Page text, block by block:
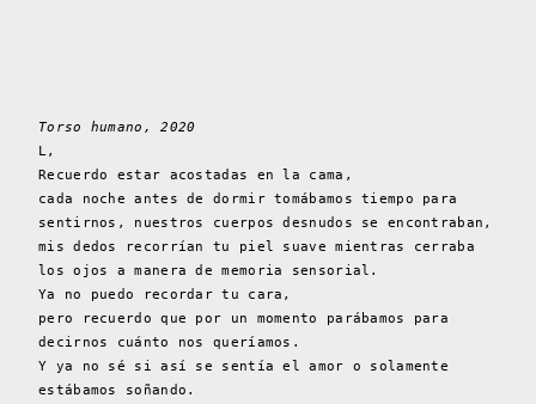
Torso humano, 2020
L,
Recuerdo estar acostadas en la cama,
cada noche antes de dormir tomábamos tiempo para
sentirnos, nuestros cuerpos desnudos se encontraban,
mis dedos recorrían tu piel suave mientras cerraba
los ojos a manera de memoria sensorial.
Ya no puedo recordar tu cara,
pero recuerdo que por un momento parábamos para
decirnos cuánto nos queríamos.
Y ya no sé si así se sentía el amor o solamente
estábamos soñando.